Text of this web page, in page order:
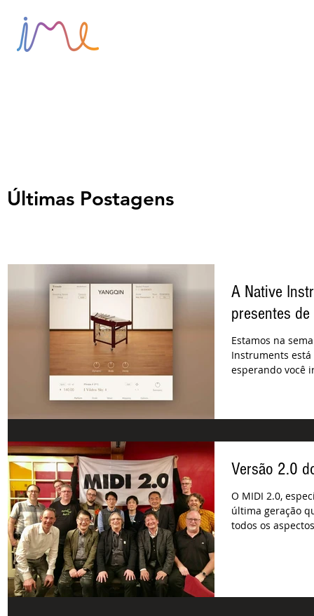
Últimas Postagens
A Native
presentes
Estamos na
Instruments
esperando você
Versão 2.0
O MIDI 2.0,
última geração
todos os